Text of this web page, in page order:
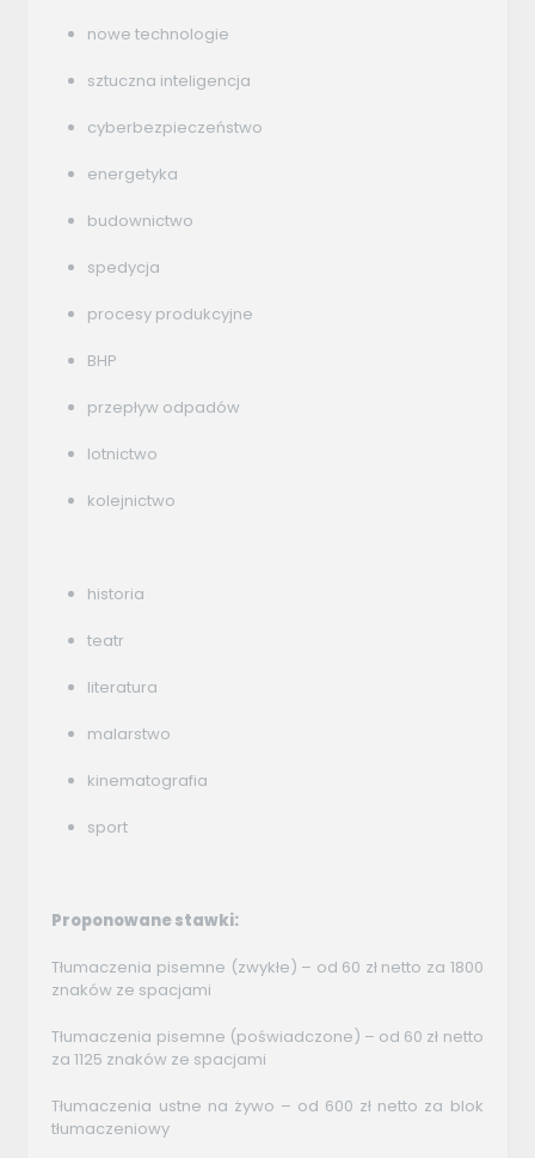
nowe technologie
sztuczna inteligencja
cyberbezpieczeństwo
energetyka
budownictwo
spedycja
procesy produkcyjne
BHP
przepływ odpadów
lotnictwo
kolejnictwo
historia
teatr
literatura
malarstwo
kinematografia
sport
Proponowane stawki:
Tłumaczenia pisemne (zwykłe) – od 60 zł netto za 1800
znaków ze spacjami
Tłumaczenia pisemne (poświadczone) – od 60 zł netto
za 1125 znaków ze spacjami
Tłumaczenia ustne na żywo – od 600 zł netto za blok
tłumaczeniowy